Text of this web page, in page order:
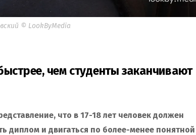
© LookByMedia
чем студенты заканчивают
что в 17-18 лет человек должен
диплом и двигаться по более-менее понятной